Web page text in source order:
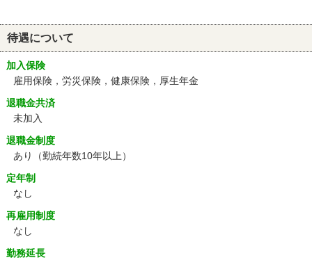
待遇について
加入保険
雇用保険，労災保険，健康保険，厚生年金
退職金共済
未加入
退職金制度
あり（勤続年数10年以上）
定年制
なし
再雇用制度
なし
勤務延長